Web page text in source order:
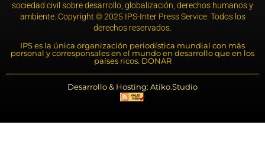
sociedad civil sobre desarrollo, globalización, derechos humanos y
ambiente. Copyright © 2025 IPS-Inter Press Service. Todos los
derechos reservados.
IPS es la única organización periodística mundial con más
personal y corresponsales en el mundo en desarrollo que en los
países ricos. DONAR
Desarrollo & Hosting: Atiko.Studio